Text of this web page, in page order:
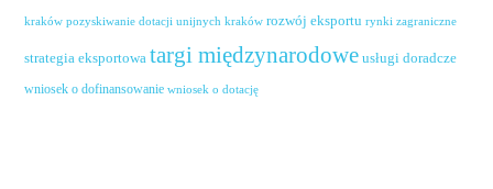
kraków pozyskiwanie dotacji unijnych kraków rozwój eksportu rynki zagraniczne
strategia eksportowa targi międzynarodowe usługi doradcze
wniosek o dofinansowanie wniosek o dotację